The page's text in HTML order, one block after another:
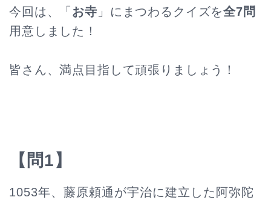
今回は、「 お寺 」にまつわるクイズを全7問
用意しました！
皆さん、満点目指して頑張りましょう！
【問1】
1053年、藤原頼通が宇治に建立した阿弥陀